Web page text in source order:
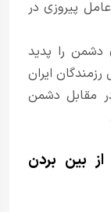
پیروزی در
دشمن را پدید
ایران
مقابل دشمن
بین بردن